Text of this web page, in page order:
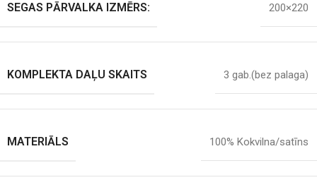
SEGAS PĀRVALKA IZMĒRS: 200×220
KOMPLEKTA DAĻU SKAITS 3 gab.(bez palaga)
MATERIĀLS 100% Kokvilna/satīns